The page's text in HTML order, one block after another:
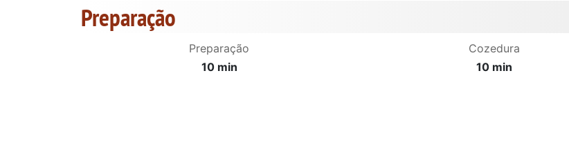
Preparação
Preparação
10 min
Cozedura
10 min